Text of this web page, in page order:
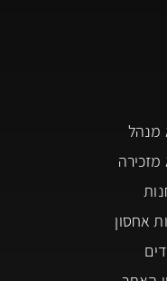
מנהל
מזכירה
אחסון